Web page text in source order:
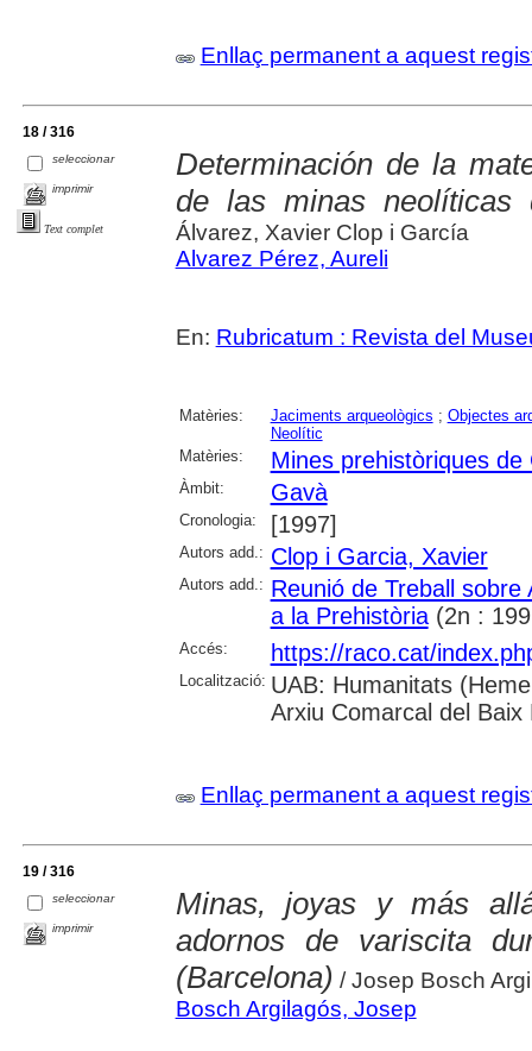
Enllaç permanent a aquest
18 / 316
seleccionar
imprimir
Text complet
Determinación de la
de las minas neolíticas
Álvarez, Xavier Clop i García
Alvarez Pérez, Aureli
En: Rubricatum : Revista del
Matèries: Jaciments arqueològics ; Objectes
Neolític
Matèries:
Mines prehistòriques de
Àmbit: Gavà
Cronologia: [1997]
Autors add.: Clop i Garcia, Xavier
Autors add.: Reunió de Treball
a la Prehistòria(2n :
Accés: https://raco.cat/
Localització: UAB: Humanitats
Arxiu Comarcal del
Enllaç permanent a aquest
19 / 316
seleccionar
imprimir
Minas, joyas y más
adornos de variscita
(Barcelona) / Josep Bosch
Bosch Argilagós, Josep